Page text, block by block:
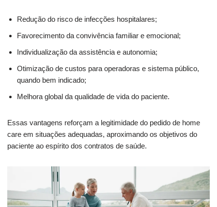
Redução do risco de infecções hospitalares;
Favorecimento da convivência familiar e emocional;
Individualização da assistência e autonomia;
Otimização de custos para operadoras e sistema público,
quando bem indicado;
Melhora global da qualidade de vida do paciente.
Essas vantagens reforçam a legitimidade do pedido de home
care em situações adequadas, aproximando os objetivos do
paciente ao espírito dos contratos de saúde.